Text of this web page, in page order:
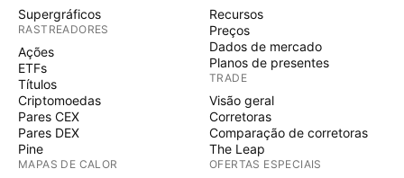
Supergráficos
RASTREADORES
Ações
ETFs
Títulos
Criptomoedas
Pares CEX
Pares DEX
Pine
MAPAS DE CALOR
Recursos
Preços
Dados de mercado
Planos de presentes
TRADE
Visão geral
Corretoras
Comparação de corretoras
The Leap
OFERTAS ESPECIAIS